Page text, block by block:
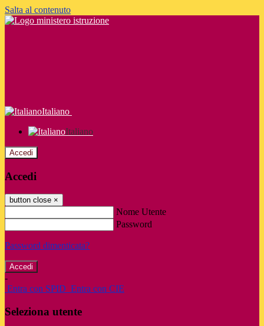
Salta al contenuto
Italiano
Italiano
Accedi
Accedi
button close ×
Nome Utente
Password
Password dimenticata?
-
Entra con SPID Entra con CIE
Seleziona utente